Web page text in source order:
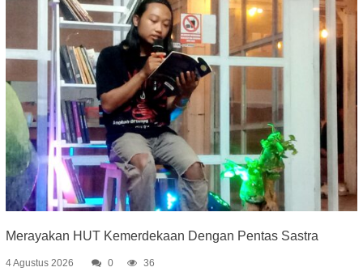
Merayakan HUT Kemerdekaan Dengan Pentas Sastra
4 Agustus 2026 0 36